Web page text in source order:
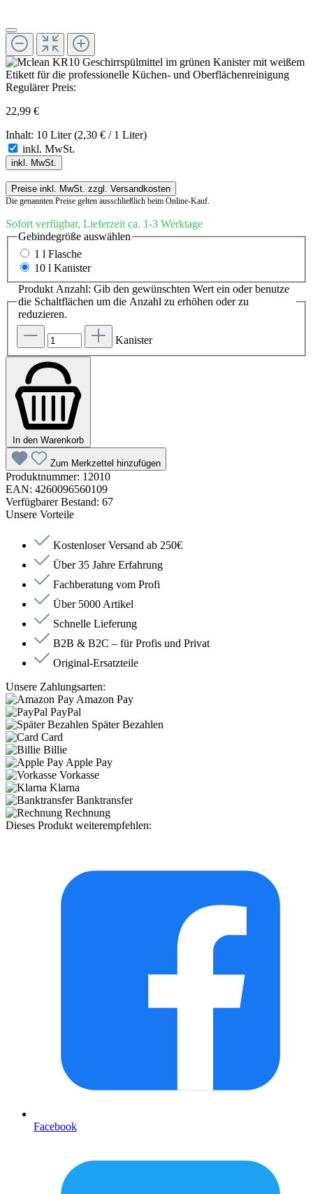
Regulärer Preis:
22,99 €
Inhalt: 10 Liter(2,30 € / 1 Liter)
inkl. MwSt.
inkl. MwSt.
Preise inkl. MwSt. zzgl. Versandkosten
Die genannten Preise gelten ausschließlich beim Online-Kauf.
Sofort verfügbar, Lieferzeit ca. 1-3 Werktage
Gebindegröße auswählen
1 l Flasche
10 l Kanister
Produkt Anzahl: Gib den gewünschten Wert ein oder benutze
die Schaltflächen um die Anzahl zu erhöhen oder zu
reduzieren.
Kanister
In den Warenkorb
Zum Merkzettel hinzufügen
Produktnummer: 12010
EAN: 4260096560109
Verfügbarer Bestand: 67
Unsere Vorteile
Kostenloser Versand ab 250€
Über 35 Jahre Erfahrung
Fachberatung vom Profi
Über 5000 Artikel
Schnelle Lieferung
B2B & B2C – für Profis und Privat
Original-Ersatzteile
Unsere Zahlungsarten:
Amazon Pay
PayPal
Später Bezahlen
Card
Billie
Apple Pay
Vorkasse
Klarna
Banktransfer
Rechnung
Dieses Produkt weiterempfehlen:
Facebook